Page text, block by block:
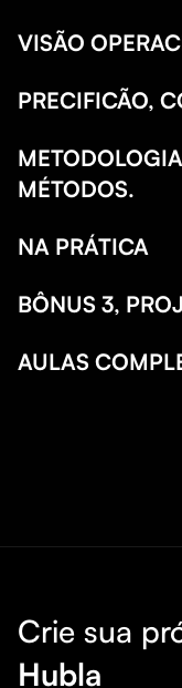
VISÃO
PRECIFICÃO,
MÉTODOS.
NA PRÁTICA
BÔNUS 3,
AULAS
Crie sua
Hubla